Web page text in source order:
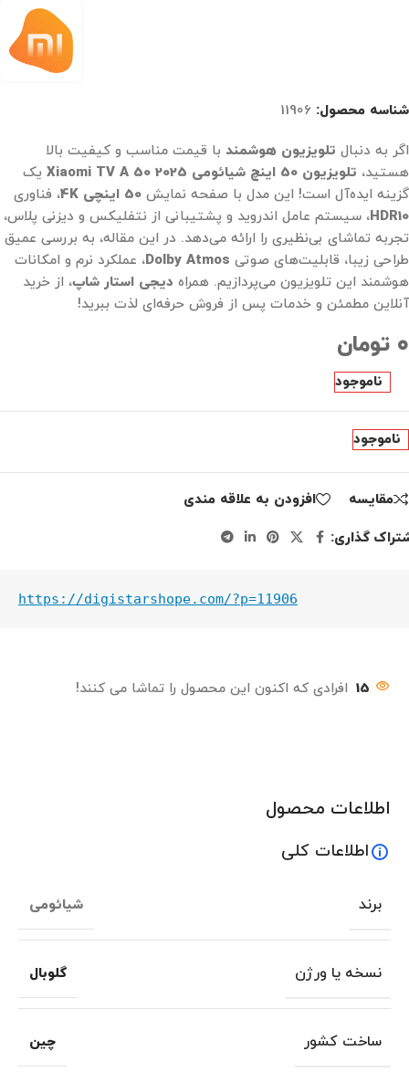
شناسه محصول: 11906
اگر به دنبال تلویزیون هوشمند با قیمت مناسب و کیفیت بالا
هستید، تلویزیون 50 اینچ شیائومی Xiaomi TV A 50 2025
یک
گزینه ایده‌آل است! این مدل با صفحه نمایش 50 اینچی 4K
، فناوری
HDR10، سیستم عامل اندروید و پشتیبانی از نتفلیکس و دیزنی پلاس،
تجربه تماشای بی‌نظیری را ارائه می‌دهد. در این مقاله، به بررسی عمیق
طراحی زیبا، قابلیت‌های صوتی Dolby Atmos، عملکرد نرم و امکانات
هوشمند این تلویزیون می‌پردازیم. همراه دیجی استار شاپ، از خرید
آنلاین مطمئن و خدمات پس از فروش حرفه‌ای لذت ببرید!
۰ تومان
ناموجود
ناموجود
مقايسه
افزودن به علاقه مندی
گذاری:
https://digistarshope.com/?p=11906
15 افرادی که اکنون این محصول را تماشا می کنند!
اطلاعات محصول
اطلاعات کلی
برند شیائومی
نسخه یا ورژن گلوبال
ساخت کشور چین